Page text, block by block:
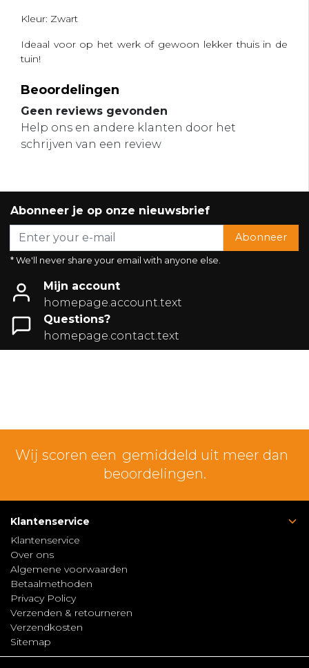
Kleur: Zwart
Ideaal voor op het werk of gewoon lekker thuis in de
tuin!
Beoordelingen
Geen reviews gevonden
Help ons en andere klanten door het
schrijven van een review
Abonneer je op onze nieuwsbrief
Abonneer
* We'll never share your email with anyone else.
Mijn account
homepage.account.text
Questions?
homepage.contact.text
Wij scoren een gemiddeld uit meer dan
beoordelingen.
Klantenservice
Klantenservice
Over ons
Algemene voorwaarden
Betaalmethoden
Privacy Policy
Verzenden & retourneren
Verzendkosten
Sitemap